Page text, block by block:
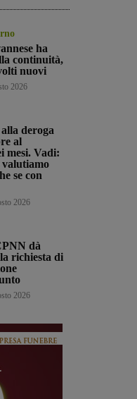
ha
continuità,
nuovi
2026
deroga
al
mesi. Vadi:
valutiamo
se con
2026
dà
richiesta di
2026